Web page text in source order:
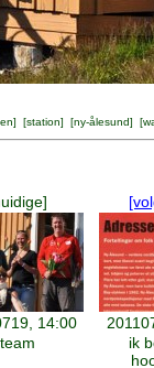
] [station] [ny-ålesund] [
14:00
team
ik